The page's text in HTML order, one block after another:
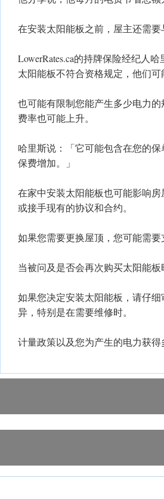
在安装太阳能板之前，屋主还需
LowerRates.ca的持牌保险经纪人
太阳能板不符合资格规定，他们
也可能有限制您能产生多少电力
费率也可能上升。
哈里斯说：「它可能包含在您的
保费增加。」
在家中安装太阳能板也可能影响
或接手现有的协议和合约。
如果您需要更换屋顶，您可能需
当被问及是否会再次购买太阳能
如果您决定安装太阳能板，请仔
异，特别是在需要维修时。
计量政策以及您为产生的电力获